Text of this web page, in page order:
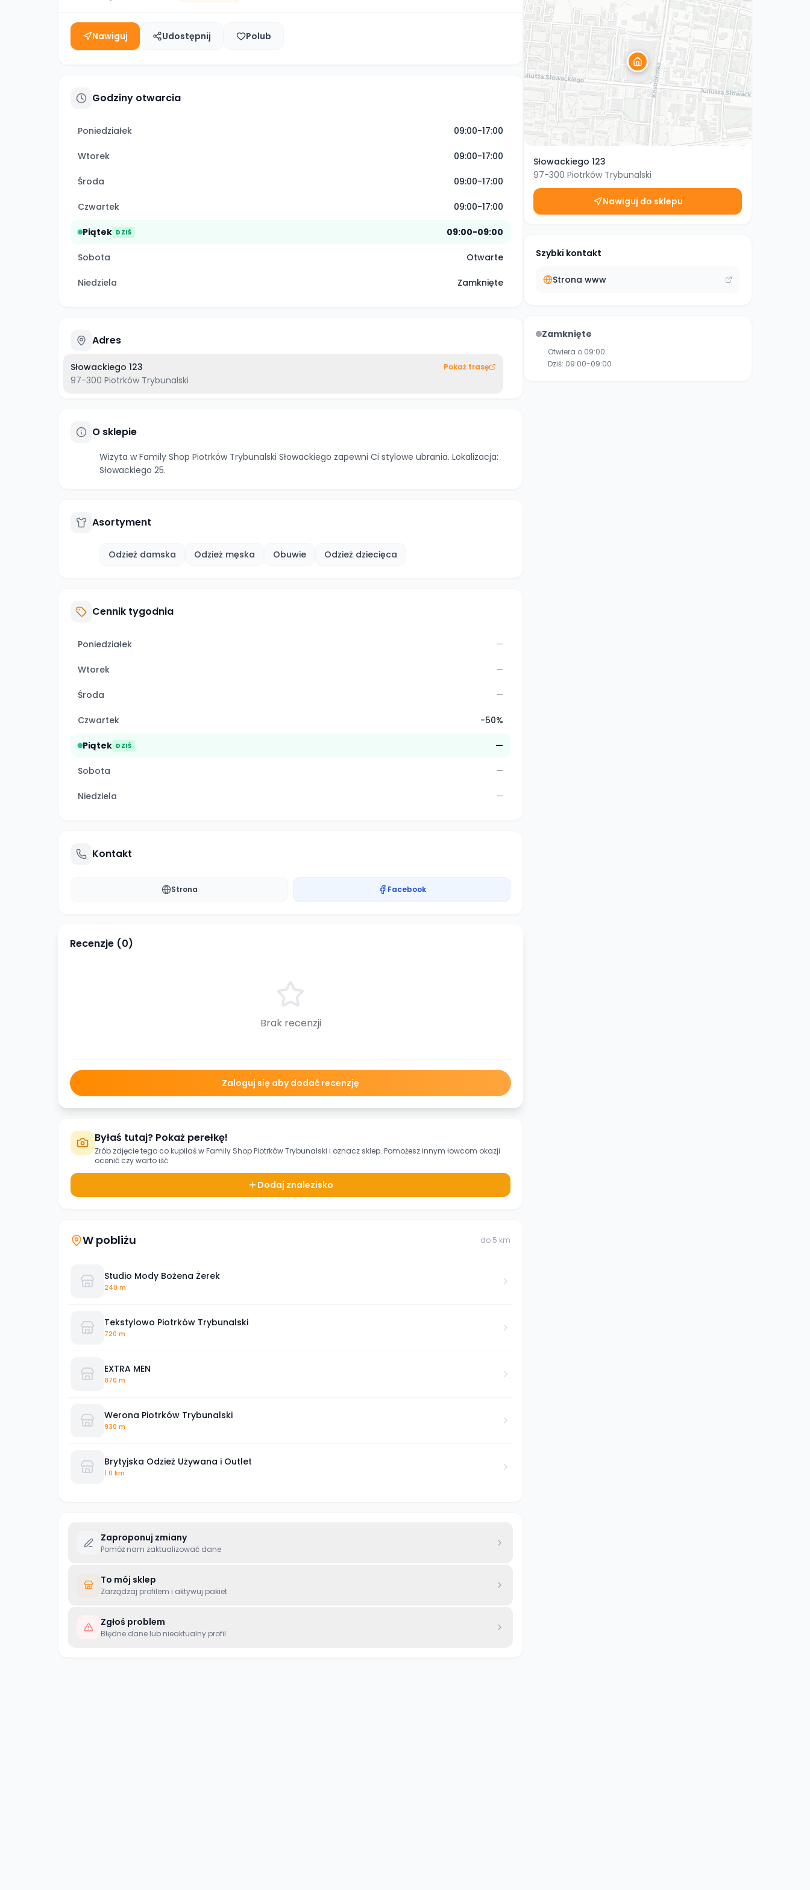
Nawiguj Udostępnij Polub
Godziny otwarcia
Poniedziałek 09:00-17:00
Wtorek 09:00-17:00
Środa 09:00-17:00
Czwartek 09:00-17:00
Piątek DZIŚ 09:00-09:00
Sobota Otwarte
Niedziela Zamknięte
Adres
Słowackiego 123
97-300 Piotrków Trybunalski
Pokaż trasę
O sklepie
Wizyta w Family Shop Piotrków Trybunalski Słowackiego zapewni Ci stylowe ubrania. Lokalizacja:
Słowackiego 25.
Asortyment
Odzież damska Odzież męska Obuwie Odzież dziecięca
Cennik tygodnia
Poniedziałek —
Wtorek —
Środa —
Czwartek -50%
Piątek DZIŚ —
Sobota —
Niedziela —
Kontakt
Strona Facebook
Recenzje (0)
Brak recenzji
Zaloguj się aby dodać recenzję
Byłaś tutaj? Pokaż perełkę!
Zrób zdjęcie tego co kupiłaś wFamily Shop Piotrków Trybunalski i oznacz sklep. Pomożesz innym łowcom okazji
ocenić czy warto iść.
Dodaj znalezisko
W pobliżu do 5 km
Studio Mody Bożena Żerek
240 m
Tekstylowo Piotrków Trybunalski
720 m
EXTRA MEN
870 m
Werona Piotrków Trybunalski
930 m
Brytyjska Odzież Używana i Outlet
1.0 km
Zaproponuj zmiany
Pomóż nam zaktualizować dane
To mój sklep
Zarządzaj profilem i aktywuj pakiet
Zgłoś problem
Błędne dane lub nieaktualny profil
Słowackiego 123
97-300 Piotrków Trybunalski
Nawiguj do sklepu
Szybki kontakt
Strona www
Zamknięte
Otwiera o 09:00
Dziś: 09:00-09:00